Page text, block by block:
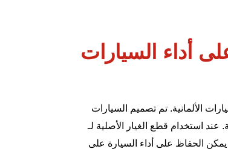
أداء السيارات
الألمانية. تم تصميم السيارات
عند استخدام قطع الغيار الأصلية لـ
يمكن الحفاظ على أداء السيارة على